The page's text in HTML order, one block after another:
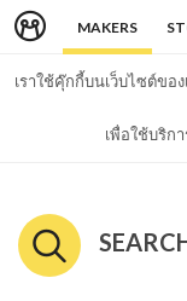
MAKERS
เราใช้คุ๊กกี้บนเว็บไซต์ขอ
เพื่อใช้บริก